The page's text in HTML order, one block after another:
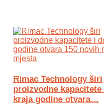
Rimac Technology širi
proizvodne kapacitete
kraja godine otvara…